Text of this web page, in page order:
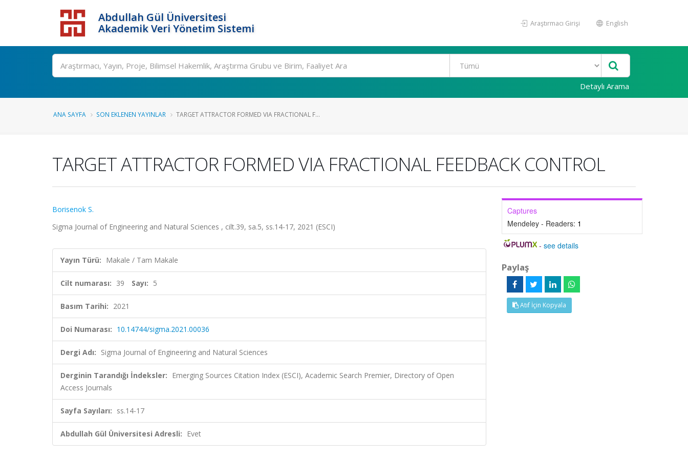
Abdullah Gül Üniversitesi
Akademik Veri Yönetim Sistemi
Araştırmacı Girişi English
Detaylı Arama
ANA SAYFA SON EKLENEN YAYINLAR TARGET ATTRACTOR FORMED VIA FRACTIONAL F...
TARGET ATTRACTOR FORMED VIA FRACTIONAL FEEDBACK CONTROL
Borisenok S.
Sigma Journal of Engineering and Natural Sciences , cilt.39, sa.5, ss.14-17, 2021 (ESCI)
Yayın Türü: Makale / Tam Makale
Cilt numarası: 39 Sayı: 5
Basım Tarihi: 2021
Doi Numarası: 10.14744/sigma.2021.00036
Dergi Adı: Sigma Journal of Engineering and Natural Sciences
Derginin Tarandığı İndeksler: Emerging Sources Citation Index (ESCI), Academic Search Premier, Directory of Open
Access Journals
Sayfa Sayıları: ss.14-17
Abdullah Gül Üniversitesi Adresli: Evet
Captures
Mendeley - Readers: 1
-see details
Paylaş
Atıf İçin Kopyala